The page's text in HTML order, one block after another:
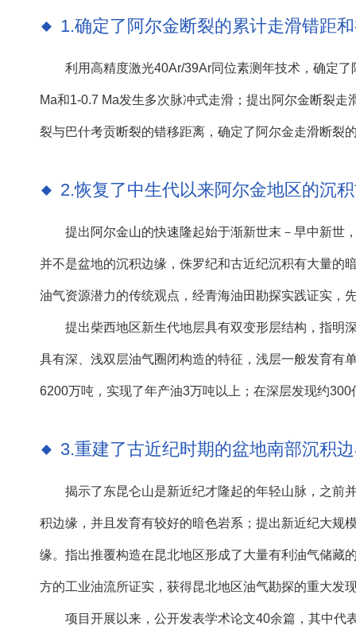
1.确定了阿尔金断裂的累计走滑错距
利用高精度激光40Ar/39Ar同位素测年技术，确定
Ma和1-0.7 Ma发生多次脉冲式走滑；提出阿尔金断裂
裂与巴什考贡断裂的错移距离，确定了阿尔金走滑断裂
2.恢复了中生代以来阿尔金地区的沉
提出阿尔金山的快速隆起始于渐新世末－早中新世
并不是盆地的沉积边缘，侏罗纪和古近纪沉积有大量的
油气资源潜力的传统观点，经青海油田勘探实践证实，
提出柴西地区新生代地层具有双变形层结构，指明
具有深、浅双层油气圈闭构造的特征，浅层一般发育有
6200万吨，实现了年产油3万吨以上；在深层发现约
3.重建了古近纪时期的盆地南部沉积
揭示了东昆仑山是新近纪才隆起的年轻山脉，之前
积边缘，并且发育有较好的暗色岩系；提出新近纪大规
缘。指出推覆构造在昆北地区形成了大量有利油气储藏
方的工业油流所证实，获得昆北地区油气勘探的重大发
项目开展以来，公开发表学术论文40余篇，其中代